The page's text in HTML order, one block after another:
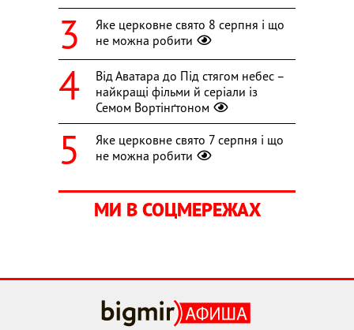
Яке церковне свято 8 серпня і що
не можна робити
Від Аватара до Під стягом небес –
найкращі фільми й серіали із
Семом Вортінґтоном
Яке церковне свято 7 серпня і що
не можна робити
МИ В СОЦМЕРЕЖАХ